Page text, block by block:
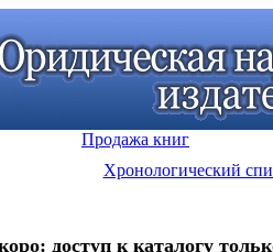
Продажа книг
Хронологический
доступ к каталогу